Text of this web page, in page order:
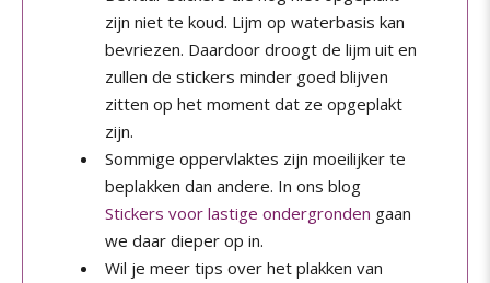
zijn niet te koud. Lijm op waterbasis kan
bevriezen. Daardoor droogt de lijm uit en
zullen de stickers minder goed blijven
zitten op het moment dat ze opgeplakt
zijn.
Sommige oppervlaktes zijn moeilijker te
beplakken dan andere. In ons blog
Stickers voor lastige ondergronden gaan
we daar dieper op in.
Wil je meer tips over het plakken van